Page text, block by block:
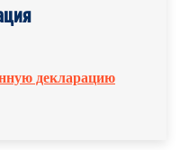
декларацию